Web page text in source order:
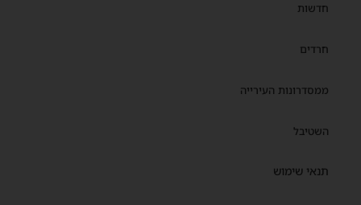
חדשות
חרדים
ממסדרונות העירייה
השטיבל
תנאי שימוש